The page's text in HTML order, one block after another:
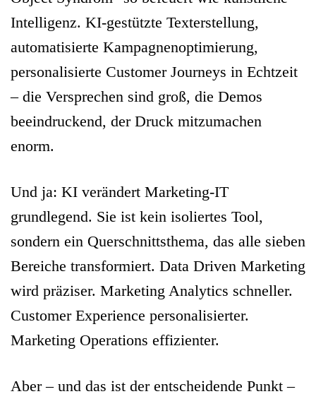
Intelligenz. KI-gestützte Texterstellung,
automatisierte Kampagnenoptimierung,
personalisierte Customer Journeys in Echtzeit
– die Versprechen sind groß, die Demos
beeindruckend, der Druck mitzumachen
enorm.
Und ja: KI verändert Marketing-IT
grundlegend. Sie ist kein isoliertes Tool,
sondern ein Querschnittsthema, das alle sieben
Bereiche transformiert. Data Driven Marketing
wird präziser. Marketing Analytics schneller.
Customer Experience personalisierter.
Marketing Operations effizienter.
Aber – und das ist der entscheidende Punkt –